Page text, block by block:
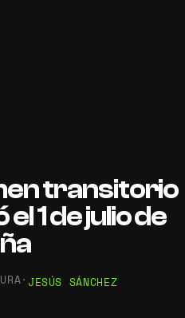
transitorio
1 de julio de
· JESÚS SÁNCHEZ